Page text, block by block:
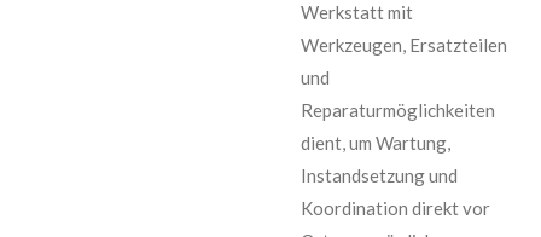
Werkstatt mit
Werkzeugen, Ersatzteilen
und
Reparaturmöglichkeiten
dient, um Wartung,
Instandsetzung und
Koordination direkt vor